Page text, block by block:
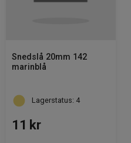
Snedslå 20mm 142
marinblå
Lagerstatus: 4
11 kr